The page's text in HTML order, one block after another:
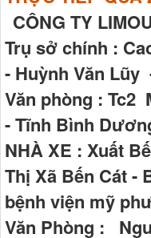
CÔNG TY
Trụ sở chính :
- Huỳnh Văn
Văn phòng : Tc2
- Tĩnh Bình
NHÀ XE : Xuất
Thị Xã Bến Cát -
bệnh viện mỹ
Văn Phòng :